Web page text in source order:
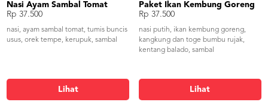
Nasi Ayam Sambal Tomat
Rp 37.500
nasi, ayam sambal tomat, tumis buncis
usus, orek tempe, kerupuk, sambal
Lihat
Paket Ikan Kembung Goreng
Rp 37.500
nasi putih, ikan kembung goreng,
kangkung dan toge bumbu rujak,
kentang balado, sambal
Lihat